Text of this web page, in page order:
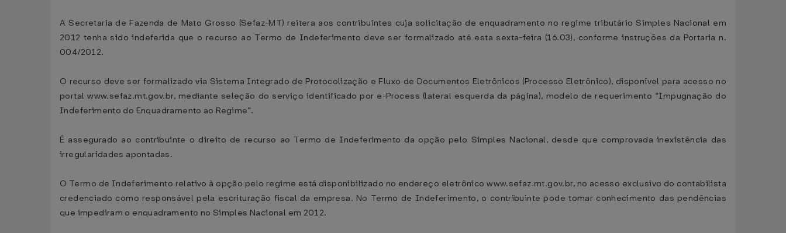
A Secretaria de Fazenda de Mato Grosso (Sefaz-MT) reitera aos contribuintes cuja solicitação de enquadramento no regime tributário Simples Nacional em
2012 tenha sido indeferida que o recurso ao Termo de Indeferimento deve ser formalizado até esta sexta-feira (16.03), conforme instruções da Portaria n.
004/2012.
O recurso deve ser formalizado via Sistema Integrado de Protocolização e Fluxo de Documentos Eletrônicos (Processo Eletrônico), disponível para acesso no
portal www.sefaz.mt.gov.br, mediante seleção do serviço identificado por e-Process (lateral esquerda da página), modelo de requerimento “Impugnação do
Indeferimento do Enquadramento ao Regime”.
É assegurado ao contribuinte o direito de recurso ao Termo de Indeferimento da opção pelo Simples Nacional, desde que comprovada inexistência das
irregularidades apontadas.
O Termo de Indeferimento relativo à opção pelo regime está disponibilizado no endereço eletrônico www.sefaz.mt.gov.br, no acesso exclusivo do contabilista
credenciado como responsável pela escrituração fiscal da empresa. No Termo de Indeferimento, o contribuinte pode tomar conhecimento das pendências
que impediram o enquadramento no Simples Nacional em 2012.